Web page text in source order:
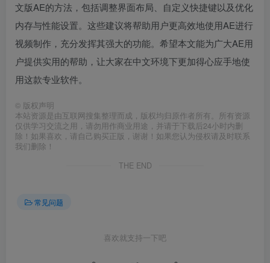
文版AE的方法，包括调整界面布局、自定义快捷键以及优化
内存与性能设置。这些建议将帮助用户更高效地使用AE进行
视频制作，充分发挥其强大的功能。希望本文能为广大AE用
户提供实用的帮助，让大家在中文环境下更加得心应手地使
用这款专业软件。
© 版权声明
本站资源是由互联网搜集整理而成，版权均归原作者所有。所有资源
仅供学习交流之用，请勿用作商业用途，并请于下载后24小时内删
除！如果喜欢，请自己购买正版，谢谢！如果您认为侵权请及时联系
我们删除！
THE END
常见问题
喜欢就支持一下吧